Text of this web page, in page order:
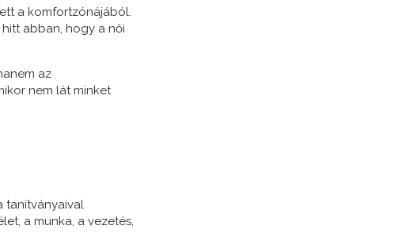
a komfortzónájából.
abban, hogy a női
az
nem lát minket
tanítványaival
a munka, a vezetés,